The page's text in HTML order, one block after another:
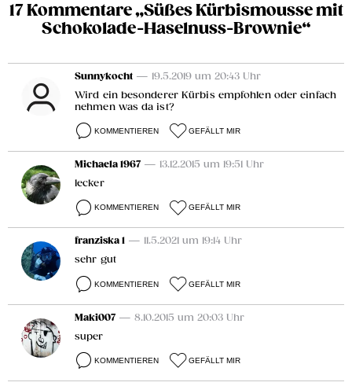
17 Kommentare „Süßes Kürbismousse mit
Schokolade-Haselnuss-Brownie“
Sunnykocht — 19.5.2019 um 20:43 Uhr
Wird ein besonderer Kürbis empfohlen oder einfach
nehmen was da ist?
KOMMENTIEREN GEFÄLLT MIR
Michaela 1967 — 13.12.2015 um 19:51 Uhr
lecker
KOMMENTIEREN GEFÄLLT MIR
franziska 1 — 11.5.2021 um 19:14 Uhr
sehr gut
KOMMENTIEREN GEFÄLLT MIR
Maki007 — 8.10.2015 um 20:03 Uhr
super
KOMMENTIEREN GEFÄLLT MIR